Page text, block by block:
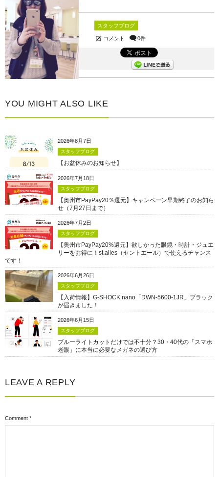
スタッフブログ
コメント 0件
YOU MIGHT ALSO LIKE
2026年8月7日
スタッフブログ
【お盆休みのお知らせ】
2026年7月18日
スタッフブログ
【奥州市PayPay20％還元】キャンペーン早期終了のお知ら
せ（7月27日まで）
2026年7月2日
スタッフブログ
【奥州市PayPay20%還元】欲しかった眼鏡・時計・ジュエ
リーをお得に！st.ailes（セントエール）で使えるチャンス
です！
2026年6月26日
スタッフブログ
【入荷情報】G-SHOCK nano「DWN-5600-1JR」ブラック
が届きました！
2026年6月15日
スタッフブログ
ブルーライトカットだけでは不十分？30・40代の「スマホ
老眼」に本当に必要なメガネの選び方
LEAVE A REPLY
Comment *